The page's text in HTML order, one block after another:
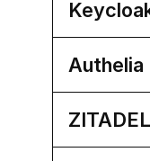
Authelia
ZITADEL